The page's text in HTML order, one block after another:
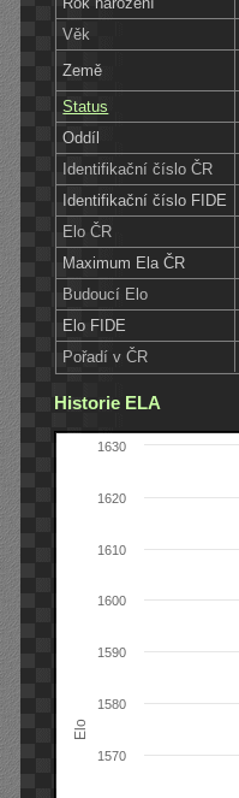
Věk
Země
Status
Oddíl
Identifikační číslo ČR
Identifikační číslo FIDE
Elo ČR
Maximum Ela ČR
Budoucí Elo
Elo FIDE
Pořadí v ČR
Historie ELA
Elo
1570
1580
1590
1600
1610
1620
1630